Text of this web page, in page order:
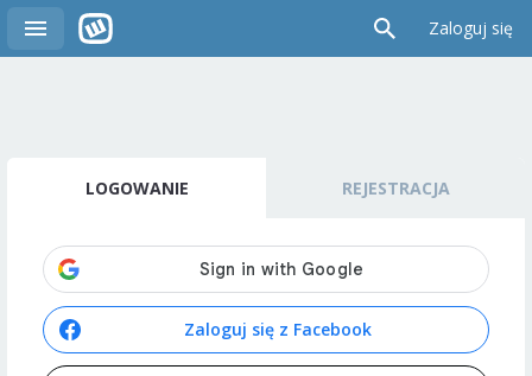
Zaloguj się
LOGOWANIE REJESTRACJA
Zaloguj się z Facebook